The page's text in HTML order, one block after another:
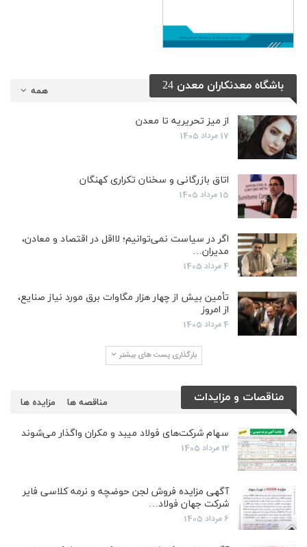
همه باشگاه معدنکاران معدن 24
از میز تحریریه تا معدن
17 مرداد 1405
اتاق بازرگانی و سخنان تکراری کهنگان
15 مرداد 1405
اگر در سیاست نمی‌توانیم؛ لااقل در اقتصاد و معادن،
مدیران…
4 مرداد 1405
تأمین بیش از چهار هزار مگاوات برق مورد نیاز صنایع،
از امروز
4 مرداد 1405
بارگذاری پست های بیشتر
مناقصات و مزایدات مزایده ها مناقصه ها
سهام شرکت‌های فولاد میبد و مکران واگذار می‌شوند
12 مرداد 1405
آگهی مزایده فروش لجن حوضچه و نرمه کلاسی فایر
شرکت جهان فولاد…
6 مرداد 1405